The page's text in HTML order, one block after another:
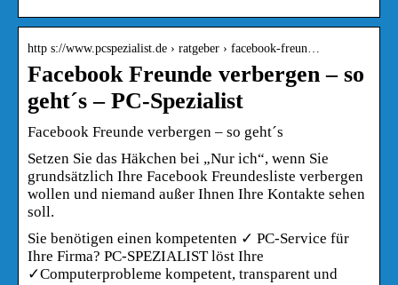
http s://www.pcspezialist.de › ratgeber › facebook-freun…
Facebook Freunde verbergen – so
geht´s – PC-Spezialist
Facebook Freunde verbergen – so geht´s
Setzen Sie das Häkchen bei „Nur ich“, wenn Sie
grundsätzlich Ihre Facebook Freundesliste verbergen
wollen und niemand außer Ihnen Ihre Kontakte sehen
soll.
Sie benötigen einen kompetenten ✓ PC-Service für
Ihre Firma? PC-SPEZIALIST löst Ihre
✓Computerprobleme kompetent, transparent und